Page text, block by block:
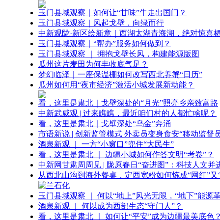
玉门县域观察｜如何让“甘味”牛走出国门？
玉门县域观察｜风起戈壁，向绿而行
中新观陇·新区绘新意｜西湖太湖青海湖，绝对惊喜
玉门县域观察｜“帮办”服务如何做到？
玉门县域观察 ｜ 拥抱戈壁长风，构建能源版图
瓜州这片麦田为何丰收底气足？
梦幻临泽｜一座保温棚如何改写西北养蟹“日历”
瓜州如何用“夜市经济”激活小城发展新动能？
看，这里是肃北｜戈壁深处的“月光”照亮乡亲致富路
中新武威观 | 过来瞧瞧，最近咱们村的人都忙啥呢？
看，这里是肃北｜戈壁深处“乌金”奔涌
市语新说 | 创新监管模式 外卖员变身食安“移动监督
酒泉新观 ｜ 一方“小窗口”兜住“大民生”
看，这里是肃北 ｜ 边疆小城如何作答文明“考卷”？
中新网甘肃周周见 | 陇原春日“奋进图”：科技人文并
从西北山沟到海外餐桌，定西宽粉如何炼成“网红”又
玉门县域观察 ｜ 何以“地上”风光无限，“地下”能源
酒泉新观 ｜ 何以成为西部生态“守门人”？
看，这里是肃北 ｜ 如何让“平安”成为边疆最美底色？